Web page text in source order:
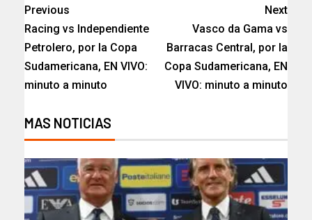
Previous
Racing vs Independiente
Petrolero, por la Copa
Sudamericana, EN VIVO:
minuto a minuto
Next
Vasco da Gama vs
Barracas Central, por la
Copa Sudamericana, EN
VIVO: minuto a minuto
MAS NOTICIAS